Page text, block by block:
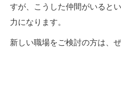
すが、こうした仲間がいると
力になります。
新しい職場をご検討の方は、